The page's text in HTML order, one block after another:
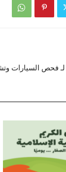
لـ فحص السيارات